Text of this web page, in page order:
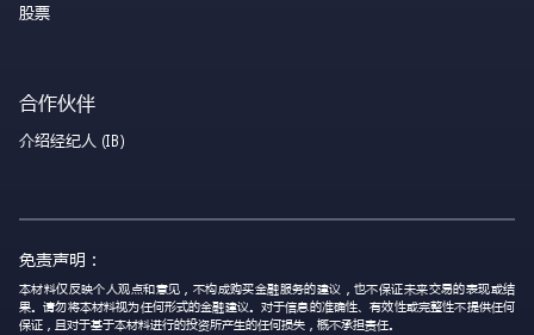
股票
合作伙伴
介绍经纪人 (IB)
免责声明：
本材料仅反映个人观点和意见，不构成购买金融服务的建议，也不保证未来交易的表现或结
果。请勿将本材料视为任何形式的金融建议。对于信息的准确性、有效性或完整性不提供任何
保证，且对于基于本材料进行的投资所产生的任何损失，概不承担责任。